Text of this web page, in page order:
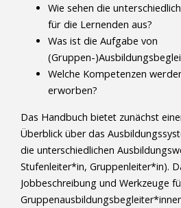
Wie sehen die
für die Lernenden aus?
Was ist die Aufgabe von
(Gruppen-
Welche Kompetenzen
erworben?
Das Handbuch bietet zunächst
Überblick über das
die unterschiedlichen
Stufenleiter*in, Gruppenleiter*in).
Jobbeschreibung und Werkzeuge